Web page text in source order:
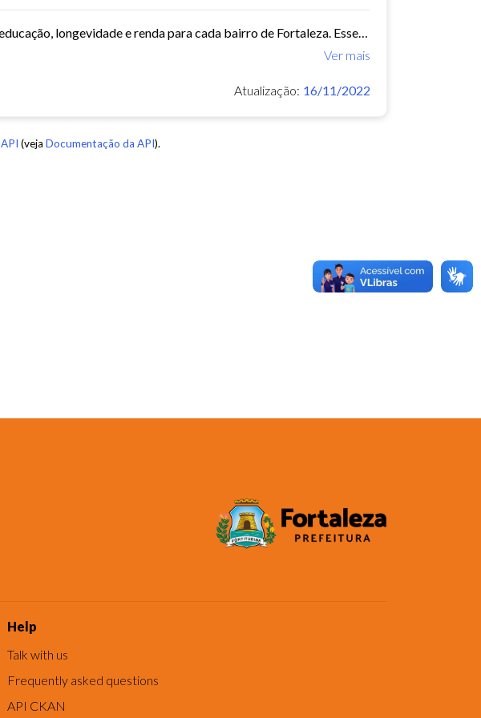
Este conjunto de dados contém indicadores de educação, longevidade e renda para cada bairro de Fortaleza. Esses três indicadores juntos formam o Indice de Desenvolvimento Humano...
Ver mais
Atualização: 16/11/2022
API (veja Documentação da API).
Help
Talk with us
Frequently asked questions
API CKAN